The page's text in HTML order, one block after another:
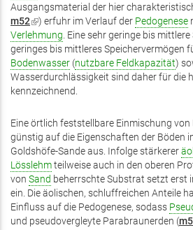
Ausgangsmaterial der hier
m52(Link
ist
extern)
) erfuhr im Verlauf der Pedogenese
Verlehmung. Eine sehr geringe bis
geringes bis mittleres Speichervermögen
Bodenwasser (nutzbare Feldkapazität)
Wasserdurchlässigkeit sind daher für die
kennzeichnend.
Eine örtlich feststellbare Einmischung
günstig auf die Eigenschaften der Böden
Goldshöfe-Sande aus. Infolge stärkerer
Lösslehmteilweise auch in den oberen
von Sand beherrschte Substrat setzt erst
ein. Die äolischen, schluffreichen Anteile
Einfluss auf die Pedogenese, sodass
und pseudovergleyte Parabraunerden (